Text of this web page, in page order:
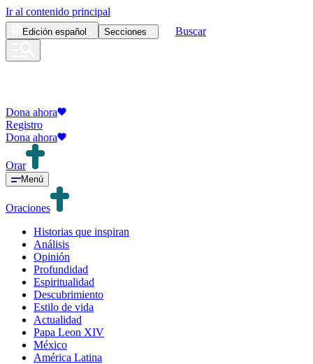
Ir al contenido principal
Edición español Secciones Buscar
Dona ahora
Registro
Dona ahora
Orar
Menú
Oraciones
Historias que inspiran
Análisis
Opinión
Profundidad
Espiritualidad
Descubrimiento
Estilo de vida
Actualidad
Papa Leon XIV
México
América Latina